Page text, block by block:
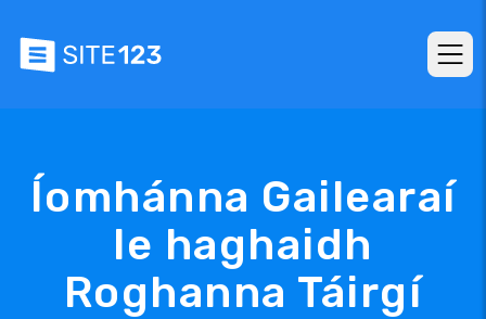
Íomhánna Gailearaí
le haghaidh
Roghanna Táirgí